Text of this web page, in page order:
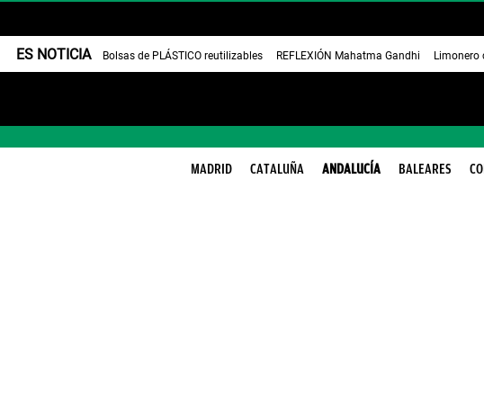
ES NOTICIA Bolsas de PLÁSTICO reutilizables REFLEXIÓN Mahatma Gandhi Limonero
MADRID CATALUÑA ANDALUCÍA BALEARES